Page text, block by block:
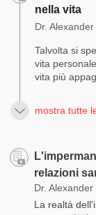
nella vita
Dr.
Talvolta si
vita
vita più
mostra tutte
relazioni
Dr. Alexander
La realtà